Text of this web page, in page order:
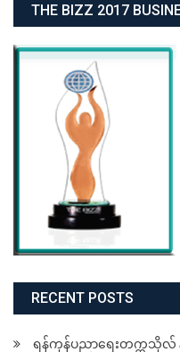
THE BIZZ 2017
RECENT POSTS
ရန်ကုန်ပညာရေးတက္ကသိုလ်